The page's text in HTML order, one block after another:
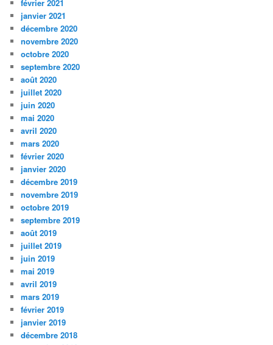
février 2021
janvier 2021
décembre 2020
novembre 2020
octobre 2020
septembre 2020
août 2020
juillet 2020
juin 2020
mai 2020
avril 2020
mars 2020
février 2020
janvier 2020
décembre 2019
novembre 2019
octobre 2019
septembre 2019
août 2019
juillet 2019
juin 2019
mai 2019
avril 2019
mars 2019
février 2019
janvier 2019
décembre 2018